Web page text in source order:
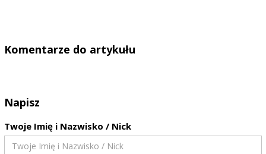
Komentarze do artykułu
Napisz
Twoje Imię i Nazwisko / Nick